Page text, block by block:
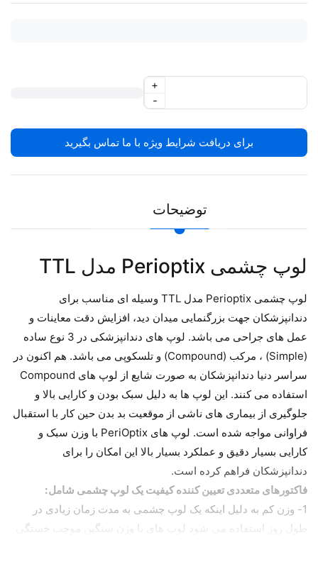
-
+
برای دریافت شرایط ویژه با ما تماس بگیرید
توضیحات
لوپ چشمی Perioptix مدل TTL
لوپ چشمی Perioptix مدل TTL وسیله ای مناسب برای
دندانپزشکان جهت بزرگنمایی میدان دید، افزایش دقت معاینات و
عمل های جراحی می باشد. لو‌پ های دندانپزشکی در 3 نوع ساده
(Simple) ، مرکب (Compound) و تلسکوپی می باشد. هم اکنون در
سراسر دنیا دندانپزشکان به صورت شایع از لوپ های Compound
استفاده می کنند. این لوپ ها به دلیل سبک بودن و کارایی بالا و
جلوگیری از بیماری های ناشی از موقعیت بد بدن حین کار با استقبال
فراوانی مواجه شده است. لوپ های PeriOptix با وزن سبک و
کارایی بسیار دقیق و عملکرد بسیار بالا این امکان را برای
دندانپزشکان فراهم کرده است.
فاکتورهای متعددی تعیین کننده کیفیت یک لوپ چشمی شامل:
1- وزن کم به دلیل اینکه یک لوپ چشمی به مدت زمان زیادی در
طول روز استفاده می شود لوپ های با وزن سنگین موجب خستگی